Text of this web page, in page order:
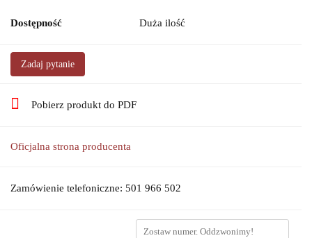
Dostępność Duża ilość
Zadaj pytanie
Pobierz produkt do PDF
Oficjalna strona producenta
Zamówienie telefoniczne: 501 966 502